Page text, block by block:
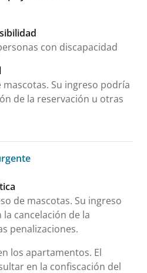
con discapacidad
Su ingreso podría
de la reservación u otras
de mascotas. Su ingreso
cancelación de la
penalizaciones.
los apartamentos. El
en la confiscación del